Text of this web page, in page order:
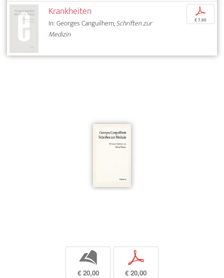
Krankheiten
In: Georges Canguilhem,Schriften zur
Medizin
p
€ 7,95
b
€ 20,00
p
€ 20,00